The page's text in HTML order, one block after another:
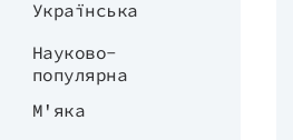
Українська
Науково-
популярна
М'яка